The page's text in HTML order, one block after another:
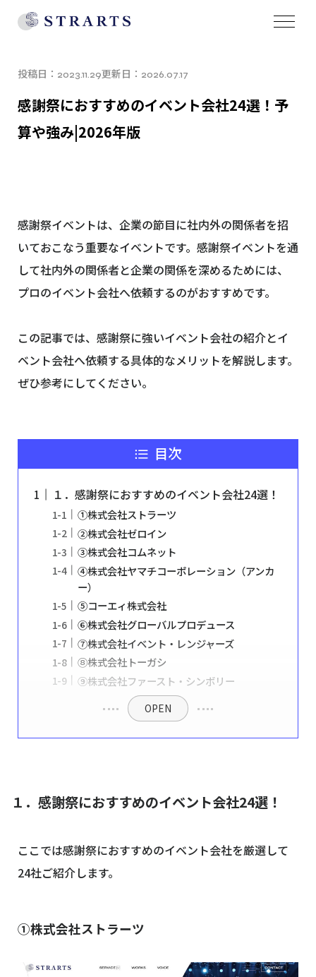
投稿日： 2023.11.29更新日： 2026.07.17
感謝祭におすすめのイベント会社24選！予
算や強み|2026年版
感謝祭イベントは、企業の節目に社内外の関係者を招
いておこなう重要なイベントです。感謝祭イベントを通
して社内外の関係者と企業の関係を深めるためには、
プロのイベント会社へ依頼するのがおすすめです。
この記事では、感謝祭に強いイベント会社の紹介とイ
ベント会社へ依頼する具体的なメリットを解説します。
ぜひ参考にしてください。
目次
１．感謝祭におすすめのイベント会社24選！
①株式会社ストラーツ
②株式会社ゼロイン
③株式会社コムネット
④株式会社ヤマチコーポレーション（アンカ
ー）
⑤コーエィ株式会社
⑥株式会社グローバルプロデュース
⑦株式会社イベント・レンジャーズ
⑧株式会社トーガシ
⑨株式会社ファースト・シンボリー
OPEN
１．感謝祭におすすめのイベント会社24選！
ここでは感謝祭におすすめのイベント会社を厳選して
24社ご紹介します。
①株式会社ストラーツ